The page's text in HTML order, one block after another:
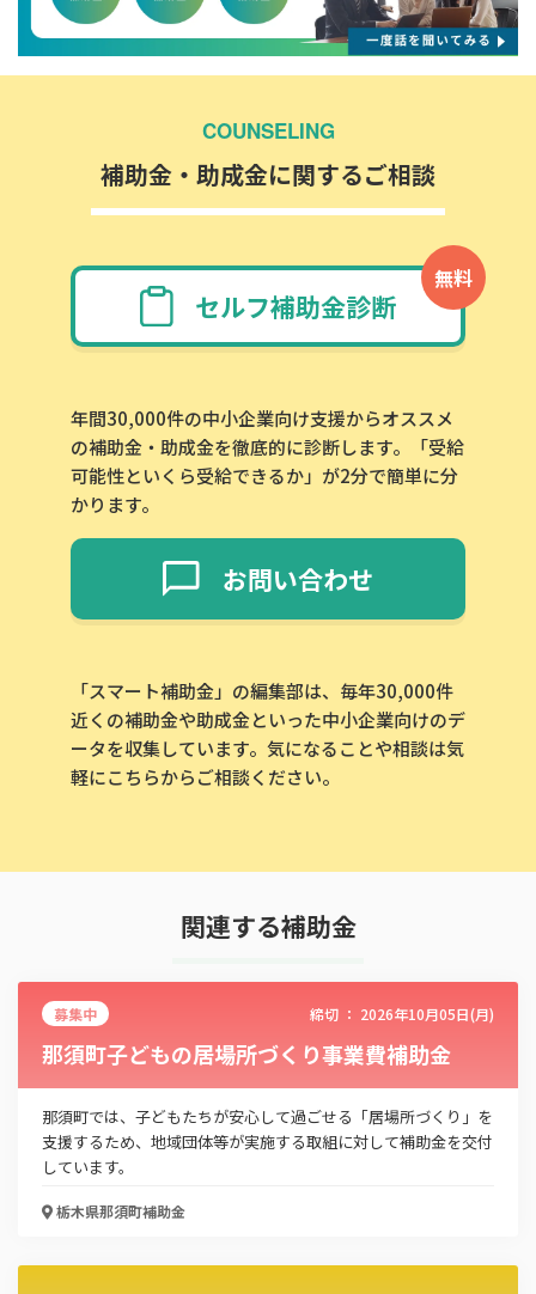
COUNSELING
補助金・助成金に関するご相談
無料
セルフ補助金診断
年間30,000件の中小企業向け支援からオススメ
の補助金・助成金を徹底的に診断します。「受給
可能性といくら受給できるか」が2分で簡単に分
かります。
お問い合わせ
「スマート補助金」の編集部は、毎年30,000件
近くの補助金や助成金といった中小企業向けのデ
ータを収集しています。気になることや相談は気
軽にこちらからご相談ください。
関連する補助金
募集中 締切 ： 2026年10月05日(月)
那須町子どもの居場所づくり事業費補助金
那須町では、子どもたちが安心して過ごせる「居場所づくり」を
支援するため、地域団体等が実施する取組に対して補助金を交付
しています。
栃木県那須町補助金